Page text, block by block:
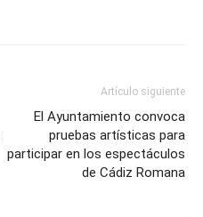
Artículo siguiente
El Ayuntamiento convoca
pruebas artísticas para
participar en los espectáculos
de Cádiz Romana